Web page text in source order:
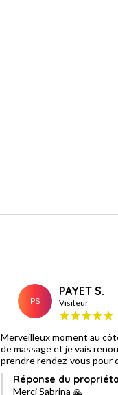
PS
PAYET S.
Visiteur
Merveilleux moment au
de massage et je vais
prendre rendez-vous pour
Réponse du
Merci Sabrina 🙏